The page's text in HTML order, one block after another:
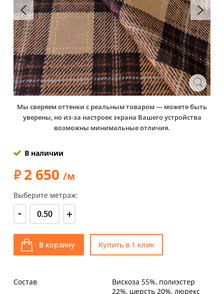
Мы сверяем оттенки с реальным товаром — можете быть
уверены, но из-за настроек экрана Вашего устройства
возможны минимальные отличия.
В наличии
2 650 /м
Выберите метраж:
- +
В корзину Купить в 1 клик
Состав
Вискоза 55%, полиэстер
22%, шерсть 20%, люрекс